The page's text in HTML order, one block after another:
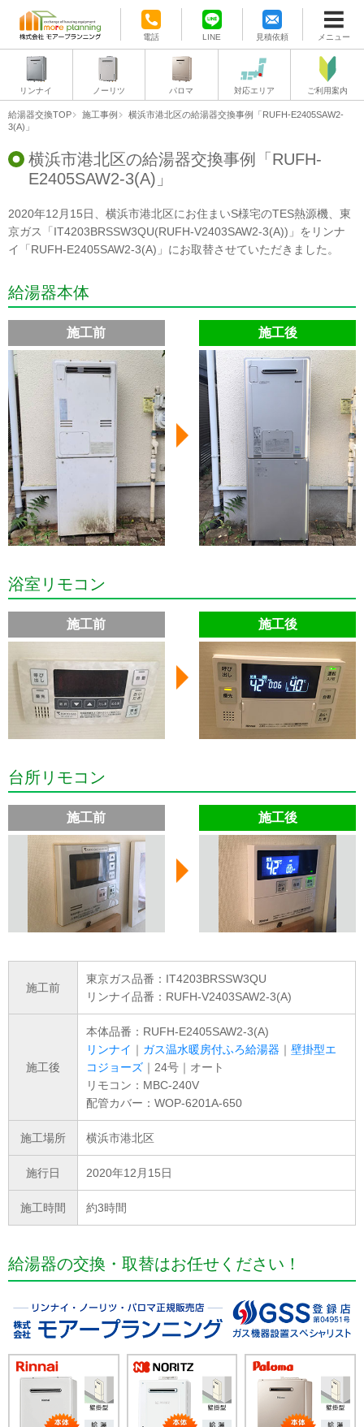
電話 LINE 見積依頼 メニュー
リンナイ ノーリツ パロマ 対応エリア ご利用案内
給湯器交換TOP 施工事例
横浜市港北区の給湯器交換事例「RUFH-E2405SAW2-
3(A)」
横浜市港北区の給湯器交換事例「RUFH-
E2405SAW2-3(A)」
2020年12月15日、横浜市港北区にお住まいS様宅のTES熱源機、東
京ガス「IT4203BRSSW3QU(RUFH-V2403SAW2-3(A))」をリンナ
イ「RUFH-E2405SAW2-3(A)」にお取替させていただきました。
給湯器本体
施工前 施工後
浴室リモコン
施工前 施工後
台所リモコン
施工前 施工後
施工前
東京ガス品番：IT4203BRSSW3QU
リンナイ品番：RUFH-V2403SAW2-3(A)
施工後
本体品番：RUFH-E2405SAW2-3(A)
リンナイ ｜ ガス温水暖房付ふろ給湯器 ｜ 壁掛型エ
コジョーズ ｜24号｜オート
リモコン：MBC-240V
配管カバー：WOP-6201A-650
施工場所 横浜市港北区
施行日 2020年12月15日
施工時間 約3時間
給湯器の交換・取替はお任せください！